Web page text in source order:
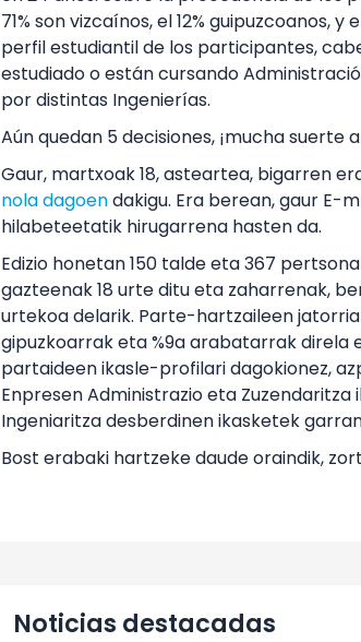
71% son vizcaínos, el 12% guipuzcoanos,
perfil estudiantil de los participantes,
estudiado o están cursando
por distintas Ingenierías.
Aún quedan 5 decisiones, ¡mucha suerte
Gaur, martxoak 18, asteartea, bigarren
nola dagoendakigu. Era berean, gaur E-
hilabeteetatik hirugarrena hasten da.
Edizio honetan 150 talde eta 367
gazteenak 18 urte ditu eta zaharrenak,
urtekoa delarik. Parte-hartzaileen
gipuzkoarrak eta %9a arabatarrak direla
partaideen ikasle-profilari dagokionez,
Enpresen Administrazio eta Zuzendaritza
Ingeniaritza desberdinen ikasketek
Bost erabaki hartzeke daude oraindik,
Noticias destacadas